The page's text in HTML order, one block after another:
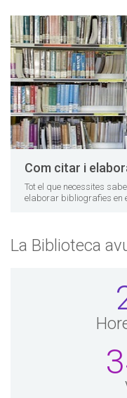
Com citar i
Tot el que necessites
elaborar bibliografies en
La Biblioteca